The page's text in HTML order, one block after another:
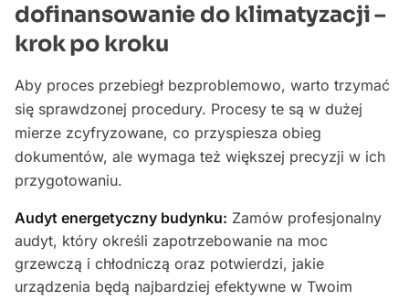
dofinansowanie do klimatyzacji –
krok po kroku
Aby proces przebiegł bezproblemowo, warto trzymać
się sprawdzonej procedury. Procesy te są w dużej
mierze zcyfryzowane, co przyspiesza obieg
dokumentów, ale wymaga też większej precyzji w ich
przygotowaniu.
Audyt energetyczny budynku: Zamów profesjonalny
audyt, który określi zapotrzebowanie na moc
grzewczą i chłodniczą oraz potwierdzi, jakie
urządzenia będą najbardziej efektywne w Twoim